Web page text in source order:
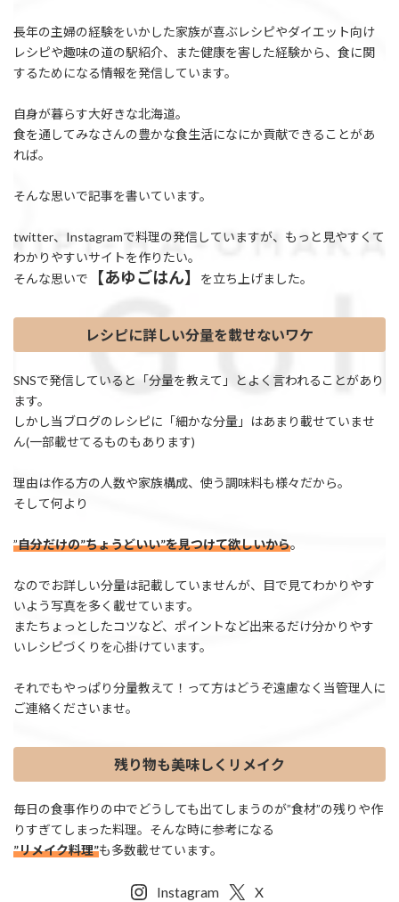
長年の主婦の経験をいかした家族が喜ぶレシピやダイエット向け
レシピや趣味の道の駅紹介、また健康を害した経験から、食に関
するためになる情報を発信しています。
自身が暮らす大好きな北海道。
食を通してみなさんの豊かな食生活になにか貢献できることがあ
れば。
そんな思いで記事を書いています。
twitter、Instagramで料理の発信していますが、もっと見やすくて
わかりやすいサイトを作りたい。
そんな思いで
【あゆごはん】 を立ち上げました。
レシピに詳しい分量を載せないワケ
SNSで発信していると「分量を教えて」とよく言われることがあり
ます。
しかし当ブログのレシピに「細かな分量」はあまり載せていませ
ん(一部載せてるものもあります)
理由は作る方の人数や家族構成、使う調味料も様々だから。
そして何より
”自分だけの”ちょうどいい”を見つけて欲しいから。
なのでお詳しい分量は記載していませんが、目で見てわかりやす
いよう写真を多く載せています。
またちょっとしたコツなど、ポイントなど出来るだけ分かりやす
いレシピづくりを心掛けています。
それでもやっぱり分量教えて！って方はどうぞ遠慮なく当管理人に
ご連絡くださいませ。
残り物も美味しくリメイク
毎日の食事作りの中でどうしても出てしまうのが”食材”の残りや作
りすぎてしまった料理。そんな時に参考になる
”リメイク料理”も多数載せています。
Instagram X